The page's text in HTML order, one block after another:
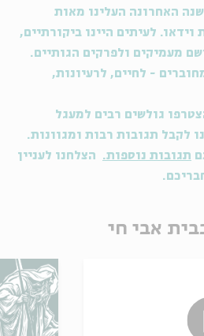
האחרונה העלינו מאות
לעיתים היינו ביקורתיים,
מעמיקים ולפרקים הגותיים.
- לחיים, לרעיונות,
גולשים רבים למעגל
לקבל תגובות רבות ומגוונות.
תגובות נוספות. הצלחנו לעניין
אבי חי